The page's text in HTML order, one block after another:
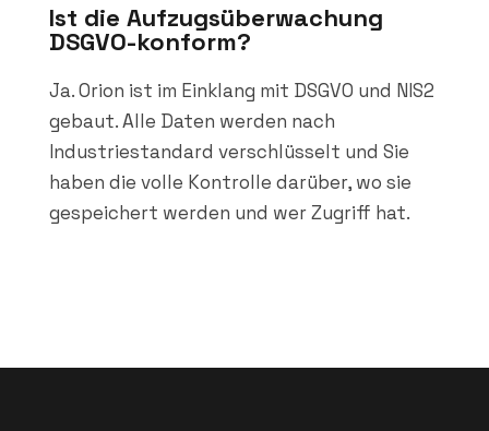
Ist die Aufzugsüberwachung
DSGVO-konform?
Ja. Orion ist im Einklang mit DSGVO und NIS2
gebaut. Alle Daten werden nach
Industriestandard verschlüsselt und Sie
haben die volle Kontrolle darüber, wo sie
gespeichert werden und wer Zugriff hat.